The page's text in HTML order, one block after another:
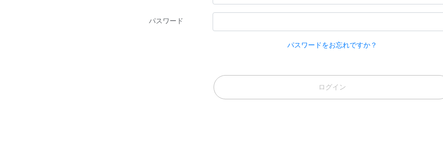
パスワード
パスワードをお忘れですか？
ログイン